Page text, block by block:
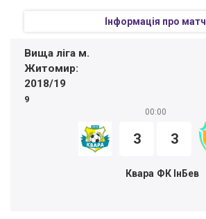
Інформація про матч
Вища ліга м.
Житомир:
2018/19
9
00:00
3
Квара
3
ФК ІнБев